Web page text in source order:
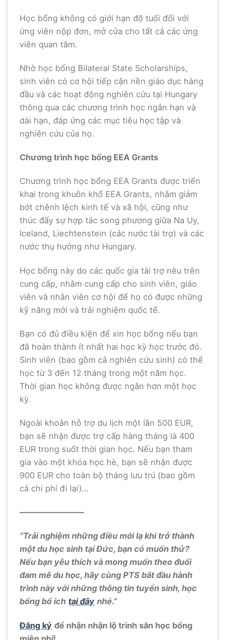
Học bổng không có giới hạn độ tuổi đối với
ứng viên nộp đơn, mở cửa cho tất cả các ứng
viên quan tâm.
Nhờ học bổng Bilateral State Scholarships,
sinh viên có cơ hội tiếp cận nền giáo dục hàng
đầu và các hoạt động nghiên cứu tại Hungary
thông qua các chương trình học ngắn hạn và
dài hạn, đáp ứng các mục tiêu học tập và
nghiên cứu của họ.
Chương trình học bổng EEA Grants
Chương trình học bổng EEA Grants được triển
khai trong khuôn khổ EEA Grants, nhằm giảm
bớt chênh lệch kinh tế và xã hội, cũng như
thúc đẩy sự hợp tác song phương giữa Na Uy,
Iceland, Liechtenstein (các nước tài trợ) và các
nước thụ hưởng như Hungary.
Học bổng này do các quốc gia tài trợ nêu trên
cung cấp, nhằm cung cấp cho sinh viên, giáo
viên và nhân viên cơ hội để họ có được những
kỹ năng mới và trải nghiệm quốc tế.
Bạn có đủ điều kiện để xin học bổng nếu bạn
đã hoàn thành ít nhất hai học kỳ học trước đó.
Sinh viên (bao gồm cả nghiên cứu sinh) có thể
học từ 3 đến 12 tháng trong một năm học.
Thời gian học không được ngắn hơn một học
kỳ.
Ngoài khoản hỗ trợ du lịch một lần 500 EUR,
bạn sẽ nhận được trợ cấp hàng tháng là 400
EUR trong suốt thời gian học. Nếu bạn tham
gia vào một khóa học hè, bạn sẽ nhận được
900 EUR cho toàn bộ tháng lưu trú (bao gồm
cả chi phí đi lại)…
————————
“Trải nghiệm những điều mới lạ khi trở thành
một du học sinh tại Đức, bạn có muốn thử?
Nếu bạn yêu thích và mong muốn theo đuổi
đam mê du học, hãy cùng PTS bắt đầu hành
trình này với những thông tin tuyển sinh, học
bổng bổ ích tại đây nhé.”
Đăng ký để nhận nhận lộ trình săn học bổng